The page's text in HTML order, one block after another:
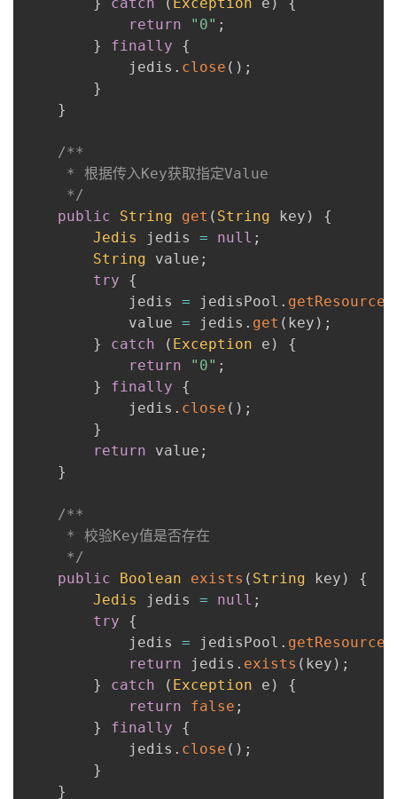
return
"0" ;
}
finally
{
            jedis
. close ( ) ;
}
}
/**
     * 根据传入Key获取指定Value
     */
public
String get ( String key )
{
Jedis
jedis = null ;
String value ;
try
{
            jedis
= jedisPool . getResource
            value
= jedis . get ( key ) ;
}
catch ( Exception e )
{
return
"0" ;
}
finally
{
            jedis
. close ( ) ;
}
return value ;
}
/**
     * 校验Key值是否存在
     */
public
Boolean exists ( String key )
{
Jedis
jedis = null ;
try
{
            jedis
= jedisPool . getResource
return jedis . exists ( key ) ;
}
catch ( Exception e )
{
return
false ;
}
finally
{
            jedis
. close ( ) ;
}
}